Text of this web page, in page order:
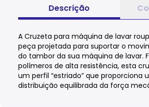
Descrição
A Cruzeta para máquina de lavar
peça projetada para suportar o
do tambor da sua máquina de lavar.
polímeros de alta resistência, esta
um perfil“estriado” que proporciona
distribuição equilibrada da força